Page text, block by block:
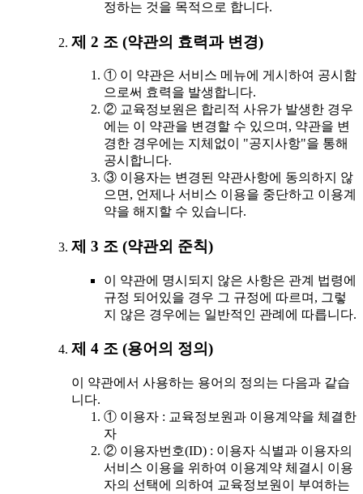
정하는 것을 목적으로 합니다.
제 2 조 (약관의 효력과 변경)
① 이 약관은 서비스 메뉴에 게시하여 공시함
으로써 효력을 발생합니다.
② 교육정보원은 합리적 사유가 발생한 경우
에는 이 약관을 변경할 수 있으며, 약관을 변
경한 경우에는 지체없이 "공지사항"을 통해
공시합니다.
③ 이용자는 변경된 약관사항에 동의하지 않
으면, 언제나 서비스 이용을 중단하고 이용계
약을 해지할 수 있습니다.
제 3 조 (약관외 준칙)
이 약관에 명시되지 않은 사항은 관계 법령에
규정 되어있을 경우 그 규정에 따르며, 그렇
지 않은 경우에는 일반적인 관례에 따릅니다.
제 4 조 (용어의 정의)
이 약관에서 사용하는 용어의 정의는 다음과 같습
니다.
① 이용자 : 교육정보원과 이용계약을 체결한
자
② 이용자번호(ID) : 이용자 식별과 이용자의
서비스 이용을 위하여 이용계약 체결시 이용
자의 선택에 의하여 교육정보원이 부여하는